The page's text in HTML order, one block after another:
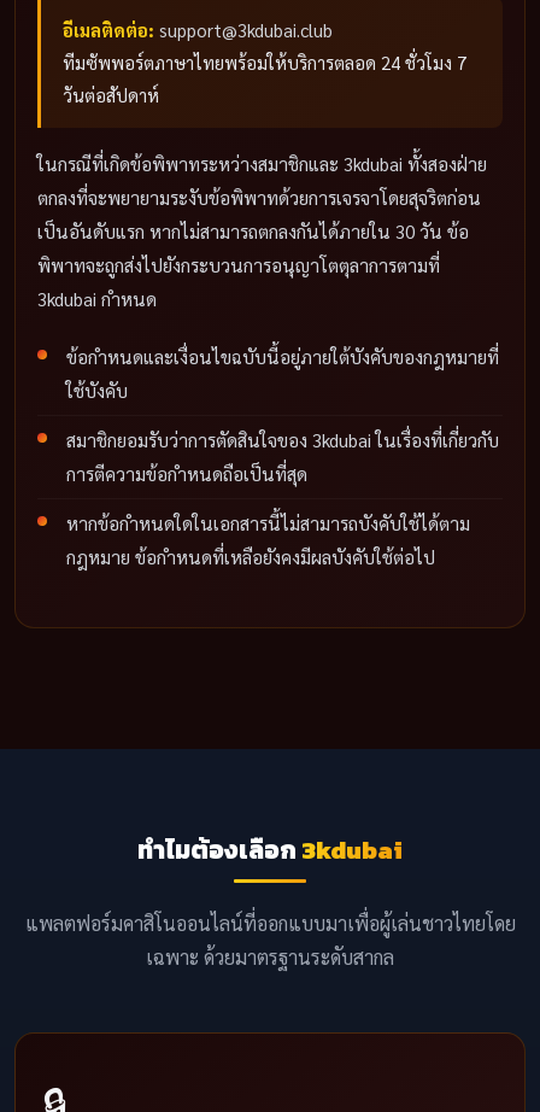
อีเมลติดต่อ: support@3kdubai.club
ทีมซัพพอร์ตภาษาไทยพร้อมให้บริการตลอด 24 ชั่วโมง 7
วันต่อสัปดาห์
ในกรณีที่เกิดข้อพิพาทระหว่างสมาชิกและ 3kdubai ทั้งสองฝ่าย
ตกลงที่จะพยายามระงับข้อพิพาทด้วยการเจรจาโดยสุจริตก่อน
เป็นอันดับแรก หากไม่สามารถตกลงกันได้ภายใน 30 วัน ข้อ
พิพาทจะถูกส่งไปยังกระบวนการอนุญาโตตุลาการตามที่
3kdubai กำหนด
ข้อกำหนดและเงื่อนไขฉบับนี้อยู่ภายใต้บังคับของกฎหมายที่
ใช้บังคับ
สมาชิกยอมรับว่าการตัดสินใจของ 3kdubai ในเรื่องที่เกี่ยวกับ
การตีความข้อกำหนดถือเป็นที่สุด
หากข้อกำหนดใดในเอกสารนี้ไม่สามารถบังคับใช้ได้ตาม
กฎหมาย ข้อกำหนดที่เหลือยังคงมีผลบังคับใช้ต่อไป
ทำไมต้องเลือก3kdubai
แพลตฟอร์มคาสิโนออนไลน์ที่ออกแบบมาเพื่อผู้เล่นชาวไทยโดย
เฉพาะ ด้วยมาตรฐานระดับสากล
🔒